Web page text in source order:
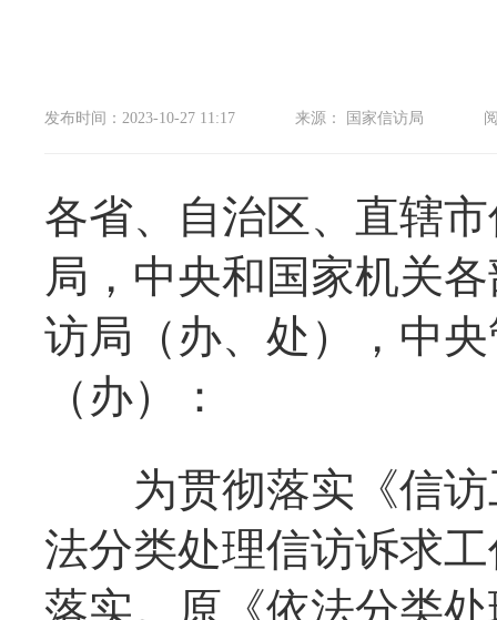
发布时间：2023-10-27 11:17 来源： 国家信访局
各省、自治区、直辖
局，中央和国家机关
访局（办、处），中
（办）：
为贯彻落实《信访
法分类处理信访诉求
落实。原《依法分类